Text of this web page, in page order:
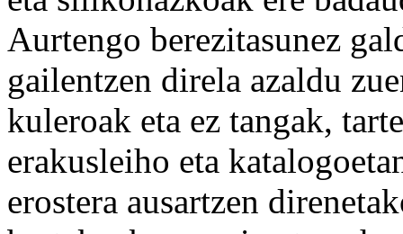
Aurtengo berezitasunez
gailentzen direla azaldu
kuleroak eta ez tangak,
erakusleiho eta
erostera ausartzen